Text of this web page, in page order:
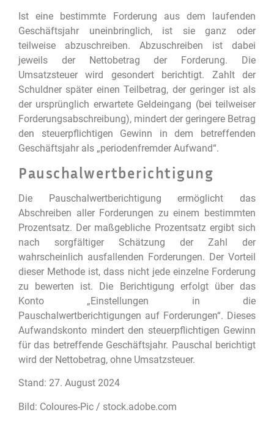
Ist eine bestimmte Forderung aus dem laufenden
Geschäftsjahr uneinbringlich, ist sie ganz oder
teilweise abzuschreiben. Abzuschreiben ist dabei
jeweils der Nettobetrag der Forderung. Die
Umsatzsteuer wird gesondert berichtigt. Zahlt der
Schuldner später einen Teilbetrag, der geringer ist als
der ursprünglich erwartete Geldeingang (bei teilweiser
Forderungsabschreibung), mindert der geringere Betrag
den steuerpflichtigen Gewinn in dem betreffenden
Geschäftsjahr als „periodenfremder Aufwand“.
Pauschalwertberichtigung
Die Pauschalwertberichtigung ermöglicht das
Abschreiben aller Forderungen zu einem bestimmten
Prozentsatz. Der maßgebliche Prozentsatz ergibt sich
nach sorgfältiger Schätzung der Zahl der
wahrscheinlich ausfallenden Forderungen. Der Vorteil
dieser Methode ist, dass nicht jede einzelne Forderung
zu bewerten ist. Die Berichtigung erfolgt über das
Konto „Einstellungen in die
Pauschalwertberichtigungen auf Forderungen“. Dieses
Aufwandskonto mindert den steuerpflichtigen Gewinn
für das betreffende Geschäftsjahr. Pauschal berichtigt
wird der Nettobetrag, ohne Umsatzsteuer.
Stand: 27. August 2024
Bild: Coloures-Pic / stock.adobe.com